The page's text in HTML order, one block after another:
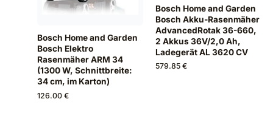
Bosch Home and Garden
Bosch Elektro
Rasenmäher ARM 34
(1300 W, Schnittbreite:
34 cm, im Karton)
126.00 €
Bosch Home and Garden
Bosch Akku-Rasenmäher
AdvancedRotak 36-660,
2 Akkus 36V/2,0 Ah,
Ladegerät AL 3620 CV
579.85 €